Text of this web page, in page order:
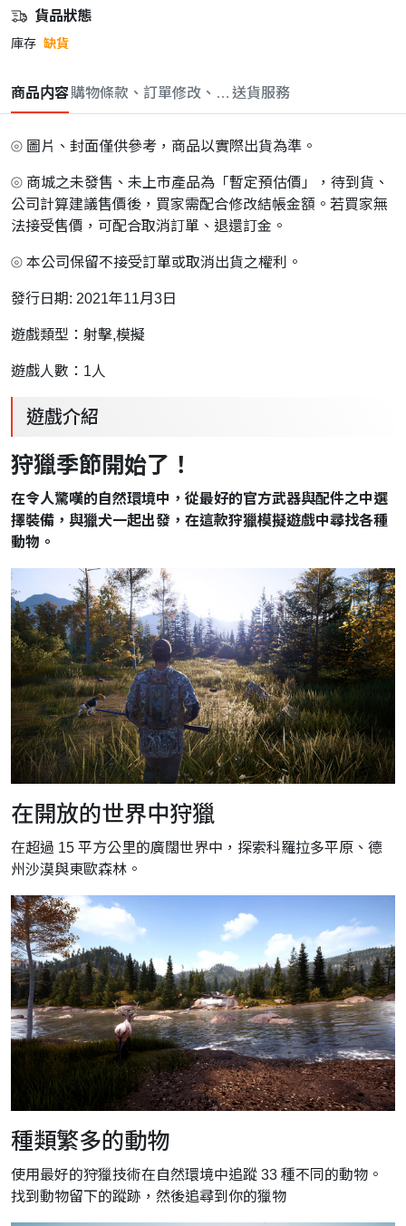
貨品狀態
庫存 缺貨
商品内容購物條款、訂單修改、取消與退款政策
送貨服務
⦾ 圖片、封面僅供參考，商品以實際出貨為準。
⦾ 商城之未發售、未上市產品為「暫定預估價」，待到貨、
公司計算建議售價後，買家需配合修改結帳金額。若買家無
法接受售價，可配合取消訂單、退還訂金。
⦾ 本公司保留不接受訂單或取消出貨之權利。
發行日期: 2021年11月3日
遊戲類型：射擊,模擬
遊戲人數：1人
遊戲介紹
狩獵季節開始了！
在令人驚嘆的自然環境中，從最好的官方武器與配件之中選
擇裝備，與獵犬一起出發，在這款狩獵模擬遊戲中尋找各種
動物。
在開放的世界中狩獵
在超過 15 平方公里的廣闊世界中，探索科羅拉多平原、德
州沙漠與東歐森林。
種類繁多的動物
使用最好的狩獵技術在自然環境中追蹤 33 種不同的動物。
找到動物留下的蹤跡，然後追尋到你的獵物